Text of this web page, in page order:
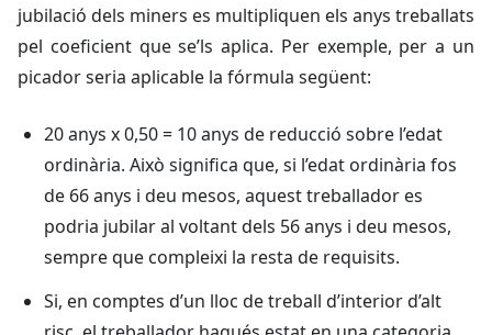
jubilació dels miners es multipliquen els anys treballats
pel coeficient que se’ls aplica. Per exemple, per a un
picador seria aplicable la fórmula següent:
20 anys x 0,50 = 10 anys de reducció sobre l’edat
ordinària. Això significa que, si l’edat ordinària fos
de 66 anys i deu mesos, aquest treballador es
podria jubilar al voltant dels 56 anys i deu mesos,
sempre que compleixi la resta de requisits.
Si, en comptes d’un lloc de treball d’interior d’alt